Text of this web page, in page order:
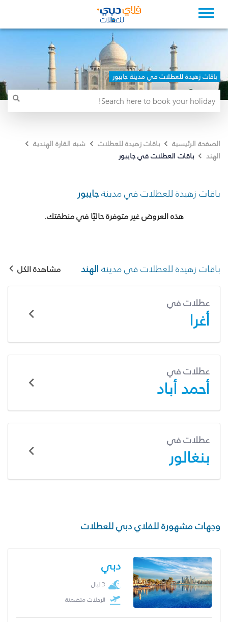
باقات زهيدة للعطلات في مدينة جايبور
الصفحة الرئيسية باقات زهيدة للعطلات
شبه القارة الهندية
الهند
باقات العطلات في جايبور
باقات زهيدة للعطلات في مدينةجايبور
هذه العروض غير متوفرة حاليًا في منطقتك.
باقات زهيدة للعطلات في مدينة الهند مشاهدة الكل
عطلات في
أغرا
عطلات في
أحمد أباد
عطلات في
بنغالور
وجهات مشهورة للفلاي دبي للعطلات
دبي
3 ليال
الرحلات متضمنة